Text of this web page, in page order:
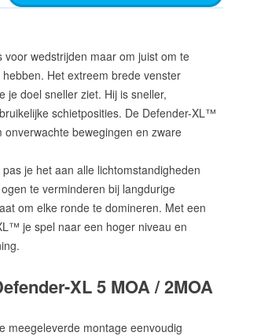
wedstrijden maar om juist om te
Het extreem brede venster
je doel sneller ziet. Hij is sneller,
schietposities. De Defender-XL™
bewegingen en zware
je het aan alle lichtomstandigheden
te verminderen bij langdurige
om elke ronde te domineren. Met een
je spel naar een hoger niveau en
XL 5 MOA / 2MOA
meegeleverde montage eenvoudig